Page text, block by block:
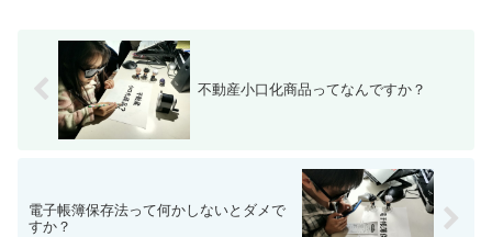
不動産小口化商品ってなんですか？
電子帳簿保存法って何かしないとダメで
すか？